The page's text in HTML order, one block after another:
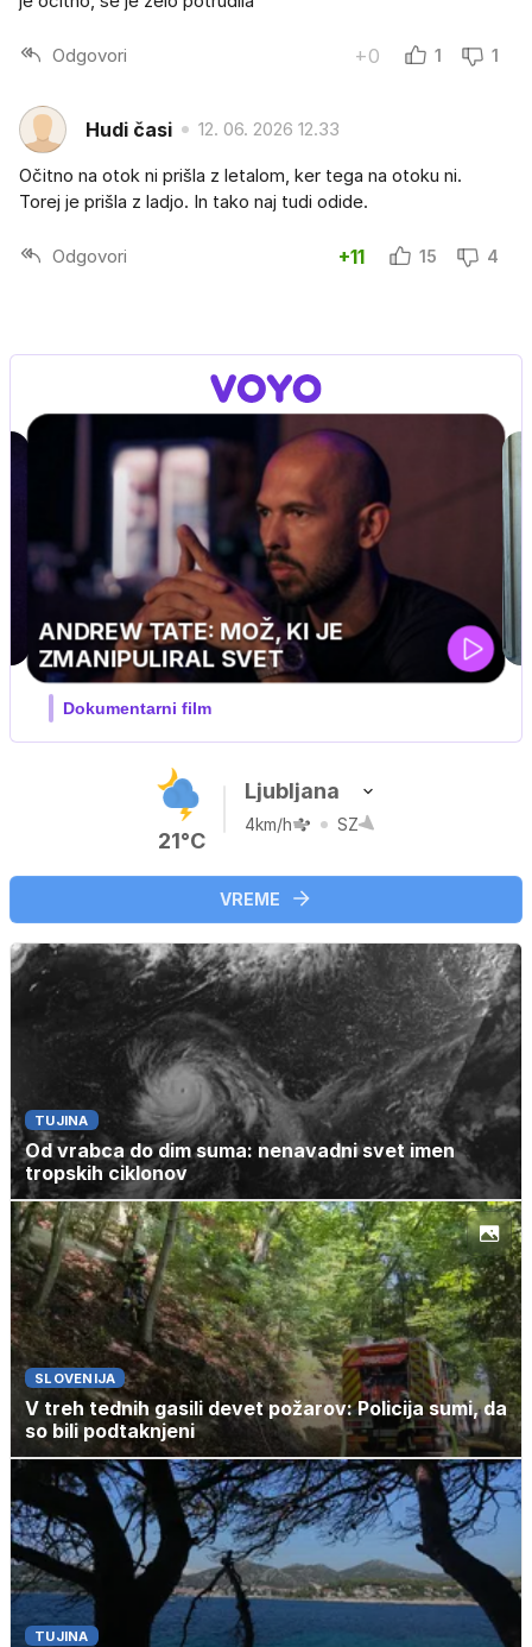
Odgovori +0 1 1
Hudi časi 12. 06. 2026 12.33
Očitno na otok ni prišla z letalom, ker tega na otoku ni.
Torej je prišla z ladjo. In tako naj tudi odide.
Odgovori +11 15 4
pustolovski
21°C
Ljubljana
4km/h SZ
VREME
TUJINA
Od vrabca do dim suma: nenavadni svet imen
tropskih ciklonov
SLOVENIJA
V treh tednih gasili devet požarov: Policija sumi, da
so bili podtaknjeni
TUJINA